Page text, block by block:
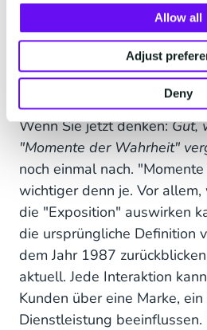
Allow all
Adjust
Deny
Keine "Momente
Wahrheit"
Wenn Sie jetzt denken:Gut,
"Momente der Wahrheit"
noch einmal nach.
wichtiger denn je. Vor
die "Exposition" auswirken
die ursprüngliche Definition
dem Jahr 1987
aktuell. Jede Interaktion
Kunden über eine Marke,
Dienstleistung